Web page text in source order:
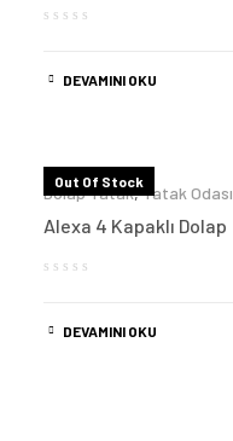
DEVAMINI OKU
Out Of Stock
Dolap Yatak,Yatak Odası
Alexa 4 Kapaklı Dolap
DEVAMINI OKU